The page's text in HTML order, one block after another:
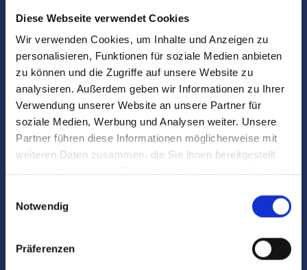
Diese Webseite verwendet Cookies
Wir verwenden Cookies, um Inhalte und Anzeigen zu
personalisieren, Funktionen für soziale Medien anbieten
zu können und die Zugriffe auf unsere Website zu
analysieren. Außerdem geben wir Informationen zu Ihrer
Verwendung unserer Website an unsere Partner für
soziale Medien, Werbung und Analysen weiter. Unsere
Partner führen diese Informationen möglicherweise mit
weiteren Daten zusammen, die Sie ihnen bereitgestellt
Notwendig
Präferenzen
einem geeigneten Partner?
Hegerich Immobilien ist ein erfahrenes Immobilienbüro,
das sich auf den Verkauf von Immobilien in Nürnberg
Zerzabelshof spezialisiert hat und Ihnen hilft, einen
lukrativen Preis zu erzielen.
Immobilie verkauft ist?